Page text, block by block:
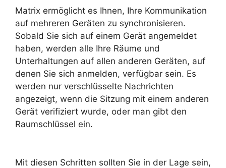
Matrix ermöglicht es Ihnen, Ihre Kommunikation
auf mehreren Geräten zu synchronisieren.
Sobald Sie sich auf einem Gerät angemeldet
haben, werden alle Ihre Räume und
Unterhaltungen auf allen anderen Geräten, auf
denen Sie sich anmelden, verfügbar sein. Es
werden nur verschlüsselte Nachrichten
angezeigt, wenn die Sitzung mit einem anderen
Gerät verifiziert wurde, oder man gibt den
Raumschlüssel ein.
Mit diesen Schritten sollten Sie in der Lage sein,